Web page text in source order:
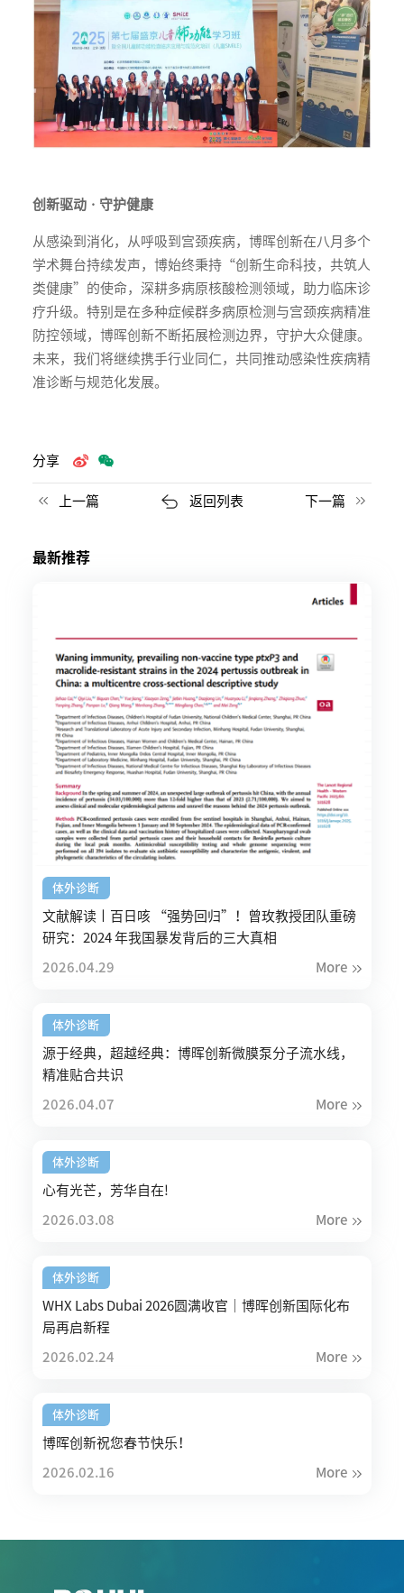
创新驱动 · 守护健康
从感染到消化，从呼吸到宫颈疾病，博晖创新在八月多个
学术舞台持续发声，博始终秉持“创新生命科技，共筑人
类健康”的使命，深耕多病原核酸检测领域，助力临床诊
疗升级。特别是在多种症候群多病原检测与宫颈疾病精准
防控领域，博晖创新不断拓展检测边界，守护大众健康。
未来，我们将继续携手行业同仁，共同推动感染性疾病精
准诊断与规范化发展。
分享
上一篇 返回列表 下一篇
最新推荐
体外诊断
文献解读丨百日咳 “强势回归”！曾玫教授团队重磅
研究：2024 年我国暴发背后的三大真相
2026.04.29 More
体外诊断
源于经典，超越经典：博晖创新微膜泵分子流水线，
精准贴合共识
2026.04.07 More
体外诊断
心有光芒，芳华自在!
2026.03.08 More
体外诊断
WHX Labs Dubai 2026圆满收官｜博晖创新国际化布
局再启新程
2026.02.24 More
体外诊断
博晖创新祝您春节快乐！
2026.02.16 More